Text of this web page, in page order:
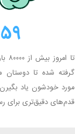
تا
گرفته شده تا
مورد خودشون یاد
قدم‌های دقیق‌تری برای